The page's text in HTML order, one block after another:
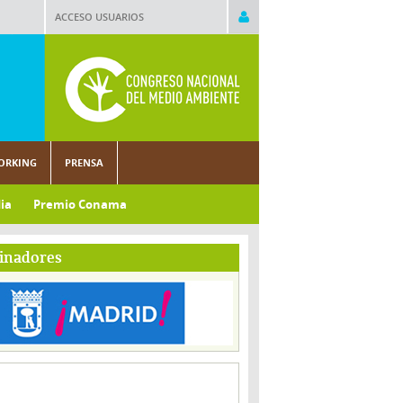
ACCESO USUARIOS
PRENSA
Premio Conama